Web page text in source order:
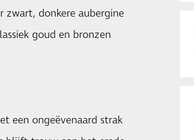
zwart, donkere aubergine
goud en bronzen
een ongeëvenaard strak